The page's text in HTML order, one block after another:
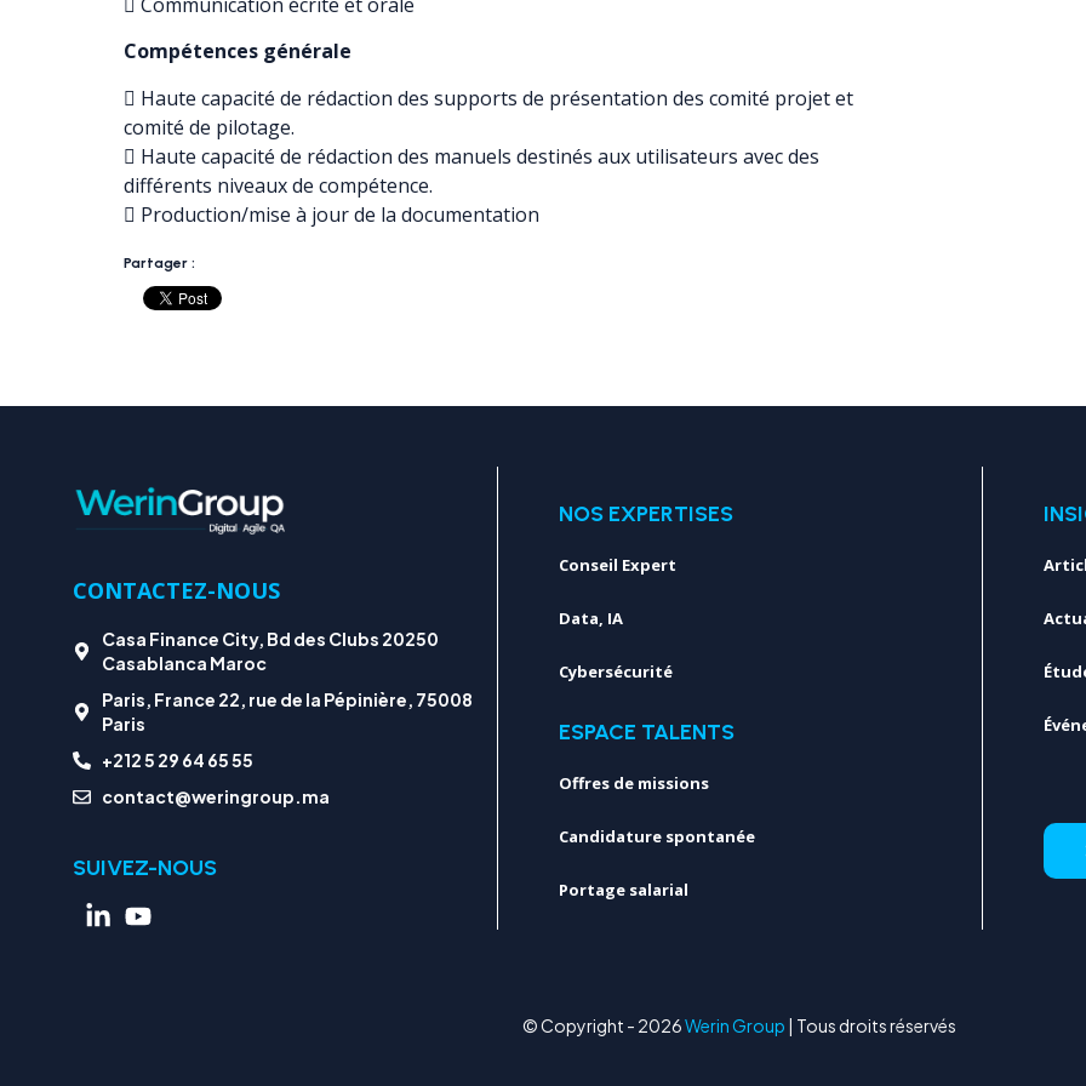
Compétences générale
 Haute capacité de rédaction des supports de présentation des comité projet et
comité de pilotage.
 Haute capacité de rédaction des manuels destinés aux utilisateurs avec des
différents niveaux de compétence.
 Production/mise à jour de la documentation
Partager :
CONTACTEZ-NOUS
Casa Finance City, Bd des Clubs 20250
Casablanca Maroc
Paris, France 22, rue de la Pépinière, 75008
Paris
+212 5 29 64 65 55
contact@weringroup.ma
SUIVEZ-NOUS
NOS EXPERTISES
Conseil Expert
Data, IA
Cybersécurité
ESPACE TALENTS
Offres de missions
Candidature spontanée
Portage salarial
© Copyright - 2026Werin Group | Tous droits réservés